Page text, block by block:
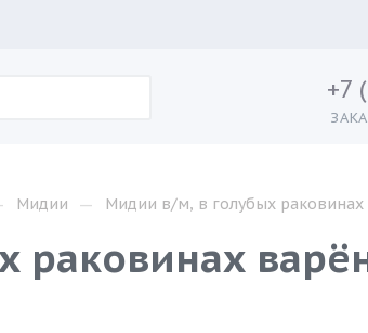
+7
Мидии — Мидии в/м, в голубых раковинах
раковинах